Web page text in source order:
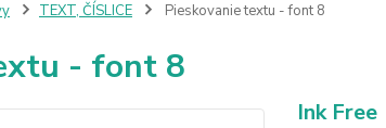
TEXT, ČÍSLICE Pieskovanie textu - font 8
- font 8
Ink Free